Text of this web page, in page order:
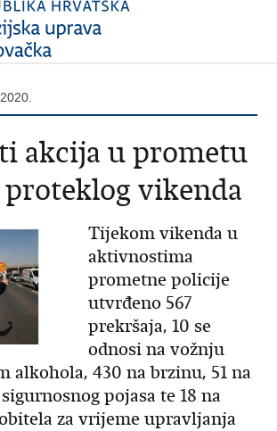
akcija u prometu
vikenda
Tijekom vikenda u
aktivnostima
prometne policije
utvrđeno 567
prekršaja, 10 se
odnosi na vožnju
alkohola, 430 na brzinu, 51 na
pojasa te 18 na
za vrijeme upravljanja